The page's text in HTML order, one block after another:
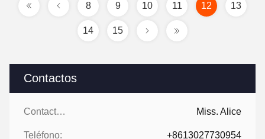
Contactos
Contactos: Miss. Alice
Teléfono: +8613027730954
8 9 10 11 12 13
14 15